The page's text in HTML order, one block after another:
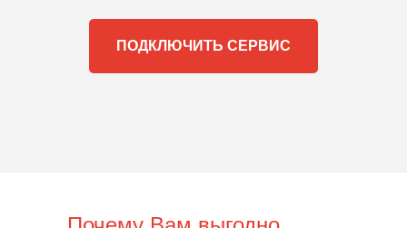
ПОДКЛЮЧИТЬ СЕРВИС